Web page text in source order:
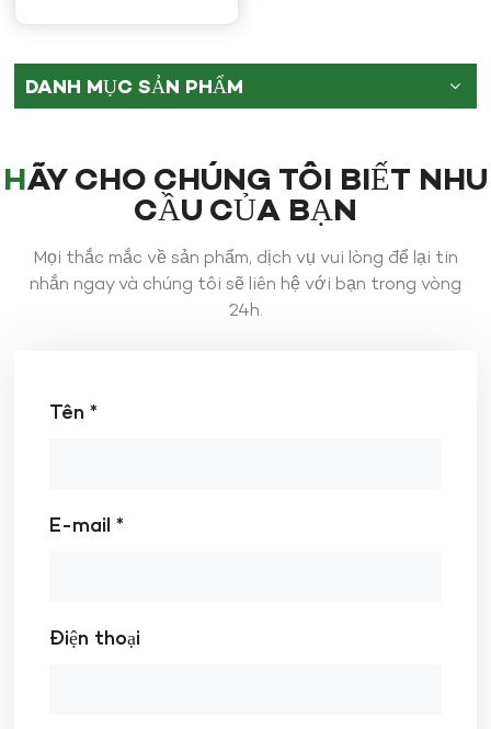
DANH MỤC SẢN PHẨM
HÃY CHO CHÚNG TÔI BIẾT NHU
CẦU CỦA BẠN
Mọi thắc mắc về sản phẩm, dịch vụ vui lòng để lại tin
nhắn ngay và chúng tôi sẽ liên hệ với bạn trong vòng
24h.
Tên *
E-mail *
Điện thoại